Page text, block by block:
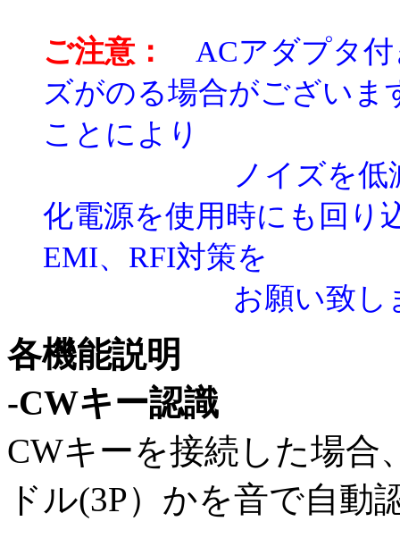
ご注意：
ACアダプタ
ズがのる場合がござい
ことにより
ノイズを低減する
化電源を使用時にも回り
EMI、RFI対策を
お願い致しま
各機能説明
-CWキー認識
CWキーを接続した場合
ドル(3P）かを音で自動